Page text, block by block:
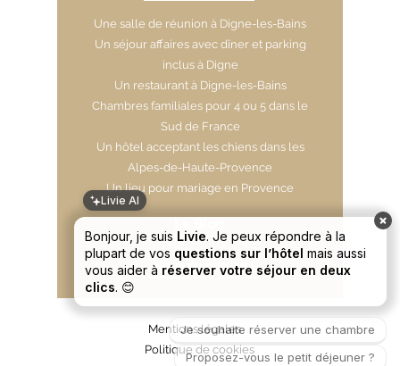
Une salle de réunion à Digne-les-Bains
​Un séjour affaires avec dîner et parking
inclus à Digne
Un restaurant à Digne-les-Bains
Chambres familiales pour 4 ou 5 dans le
Sud de France
Un hôtel acceptant les chiens dans les
Alpes-de-Haute-Provence
Un lieu pour mariage en Provence
Nous rejoindre
Mentions légales
Politique de cookies
Bonjour, je suis Livie. Je peux répondre à la
plupart de vos questions sur l’hôtel mais aussi
vous aider à réserver votre séjour en deux
clics. 😊
Livie AI
Je souhaite réserver une chambre
Proposez-vous le petit déjeuner ?